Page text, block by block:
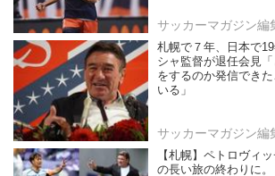
サッカーマガジン編
札幌で７年、日本で
シャ監督が退任会見
をするのか発信でき
いる」
サッカーマガジン編
【札幌】ペトロヴィ
の長い旅の終わりに。